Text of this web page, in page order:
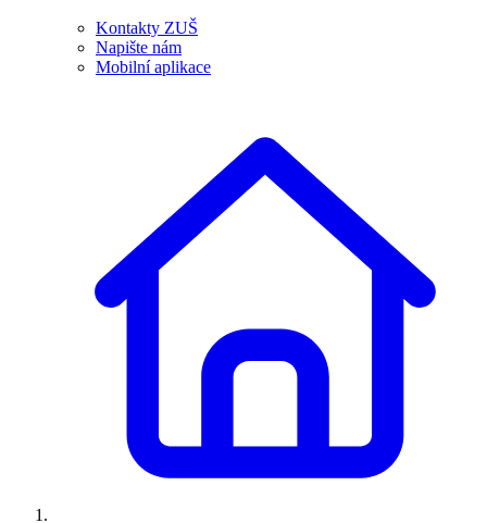
Kontakty ZUŠ
Napište nám
Mobilní aplikace